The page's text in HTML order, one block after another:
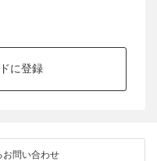
に登録
お問い合わせ